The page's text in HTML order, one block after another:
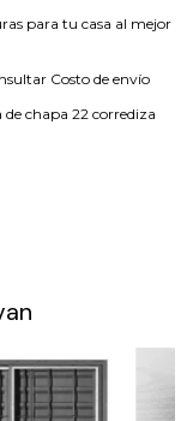
para tu casa al mejor
Costo de envío
chapa 22 corrediza